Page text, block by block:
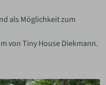
als Möglichkeit zum
von Tiny House Diekmann.